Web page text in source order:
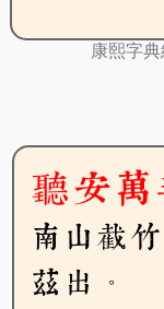
康熙字
聽安
南山截
茲出。